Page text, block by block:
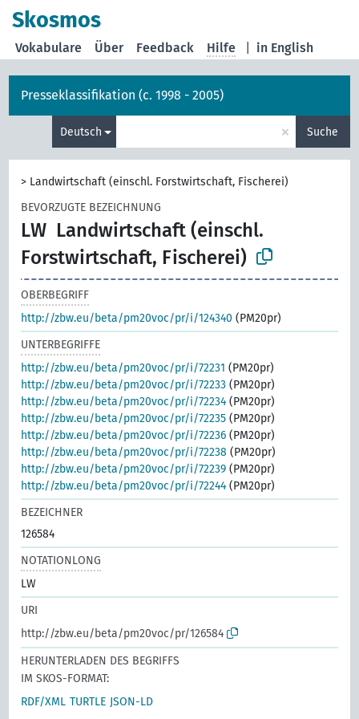
Skosmos
in English
Vokabulare Über Feedback Hilfe
Presseklassifikation (c. 1998 - 2005)
Deutsch × Suche
> Landwirtschaft (einschl. Forstwirtschaft, Fischerei)
BEVORZUGTE BEZEICHNUNG
LW Landwirtschaft (einschl.
Forstwirtschaft, Fischerei)
OBERBEGRIFF
http://zbw.eu/beta/pm20voc/pr/i/124340 (PM20pr)
UNTERBEGRIFFE
http://zbw.eu/beta/pm20voc/pr/i/72231 (PM20pr)
http://zbw.eu/beta/pm20voc/pr/i/72233 (PM20pr)
http://zbw.eu/beta/pm20voc/pr/i/72234 (PM20pr)
http://zbw.eu/beta/pm20voc/pr/i/72235 (PM20pr)
http://zbw.eu/beta/pm20voc/pr/i/72236 (PM20pr)
http://zbw.eu/beta/pm20voc/pr/i/72238 (PM20pr)
http://zbw.eu/beta/pm20voc/pr/i/72239 (PM20pr)
http://zbw.eu/beta/pm20voc/pr/i/72244 (PM20pr)
BEZEICHNER
126584
NOTATIONLONG
LW
URI
http://zbw.eu/beta/pm20voc/pr/126584
HERUNTERLADEN DES BEGRIFFS
IM SKOS-FORMAT:
RDF/XML TURTLE JSON-LD